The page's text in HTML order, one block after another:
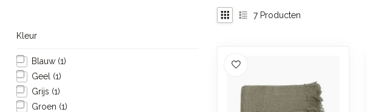
Kleur
Blauw (1)
Geel (1)
Grijs (1)
Groen (1)
7Producten